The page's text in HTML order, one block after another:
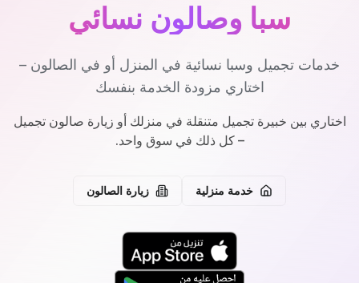
سبا وصالون نسائي
خدمات تجميل وسبا نسائية في المنزل أو في الصالون –
اختاري مزودة الخدمة بنفسك
اختاري بين خبيرة تجميل متنقلة في منزلك أو زيارة صالون تجميل
– كل ذلك في سوق واحد.
خدمة منزلية زيارة الصالون